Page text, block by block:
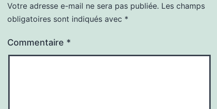
Votre adresse e-mail ne sera pas publiée. Les champs
obligatoires sont indiqués avec *
Commentaire *